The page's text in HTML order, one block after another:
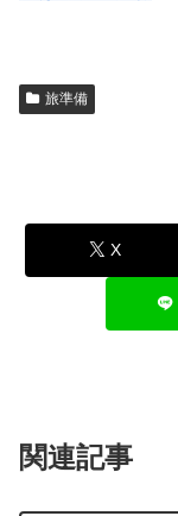
旅準備
X
関連記事